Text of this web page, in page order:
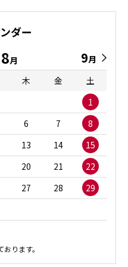
ダー
8月 9月
木 金
土
1
6 7
8
13 14
15
20 21
22
27 28
29
ります。